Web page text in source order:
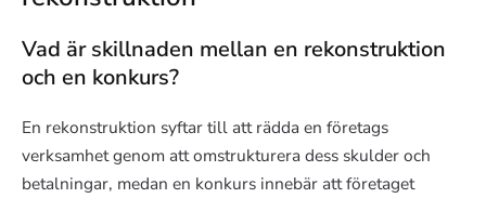
Vad är skillnaden mellan en rekonstruktion
och en konkurs?
En rekonstruktion syftar till att rädda en företags
verksamhet genom att omstrukturera dess skulder och
betalningar, medan en konkurs innebär att företaget